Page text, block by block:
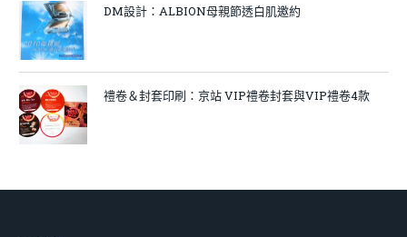
DM設計：ALBION母親節透白肌邀約
禮卷＆封套印刷：京站 VIP禮卷封套與VIP禮卷4款